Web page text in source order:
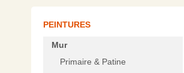
PEINTURES
Mur
Primaire & Patine